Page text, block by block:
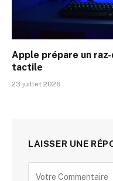
Apple prépare un raz-
tactile
23 juillet 2026
LAISSER UNE